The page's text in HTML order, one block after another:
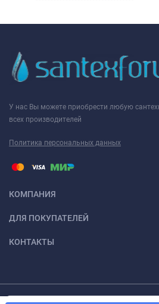
У нас Вы можете приобрести любую
всех производителей
Политика персональных данных
КОМПАНИЯ
ДЛЯ ПОКУПАТЕЛЕЙ
КОНТАКТЫ